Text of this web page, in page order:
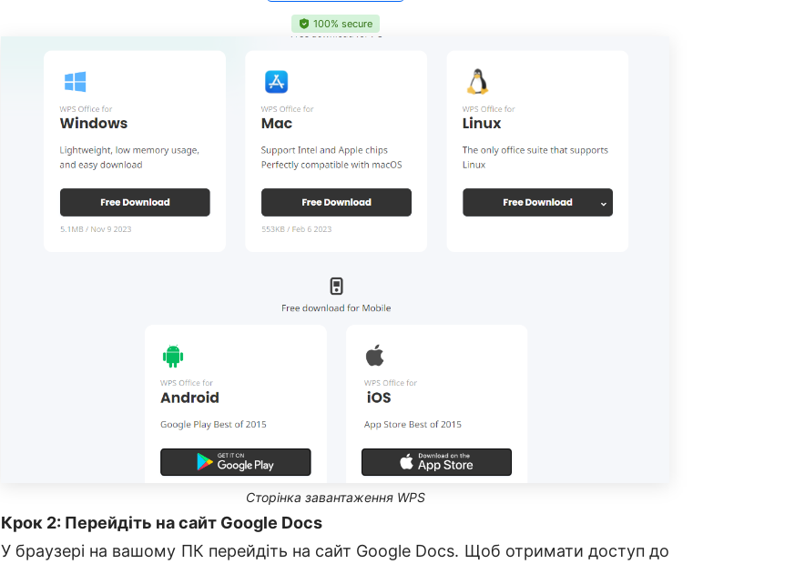
100% secure
Сторінка завантаження WPS
Крок 2: Перейдіть на сайт Google Docs
У браузері на вашому ПК перейдіть на сайт Google Docs. Щоб отримати доступ до